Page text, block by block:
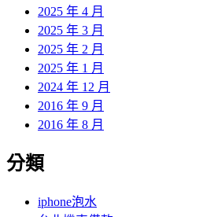
2025 年 4 月
2025 年 3 月
2025 年 2 月
2025 年 1 月
2024 年 12 月
2016 年 9 月
2016 年 8 月
分類
iphone泡水